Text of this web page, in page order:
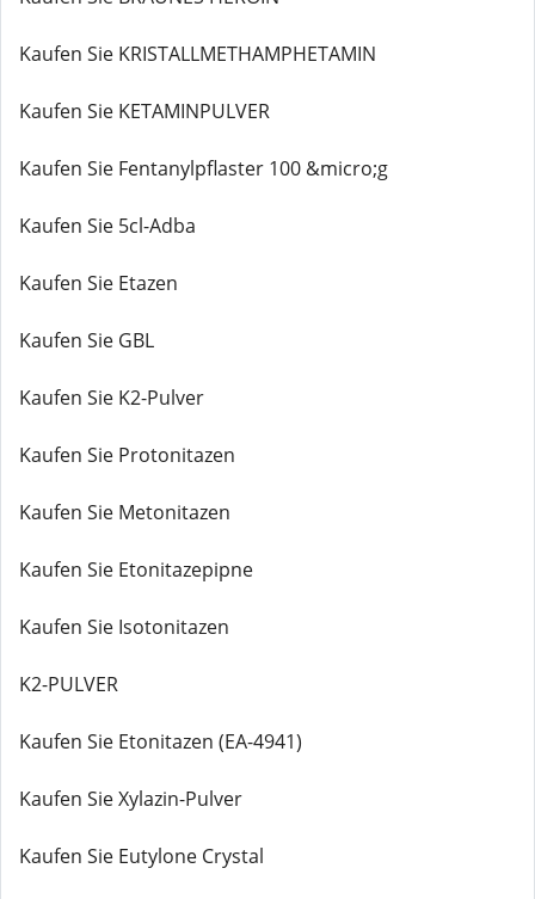
Kaufen Sie KRISTALLMETHAMPHETAMIN
Kaufen Sie KETAMINPULVER
Kaufen Sie Fentanylpflaster 100 &micro;g
Kaufen Sie 5cl-Adba
Kaufen Sie Etazen
Kaufen Sie GBL
Kaufen Sie K2-Pulver
Kaufen Sie Protonitazen
Kaufen Sie Metonitazen
Kaufen Sie Etonitazepipne
Kaufen Sie Isotonitazen
K2-PULVER
Kaufen Sie Etonitazen (EA-4941)
Kaufen Sie Xylazin-Pulver
Kaufen Sie Eutylone Crystal